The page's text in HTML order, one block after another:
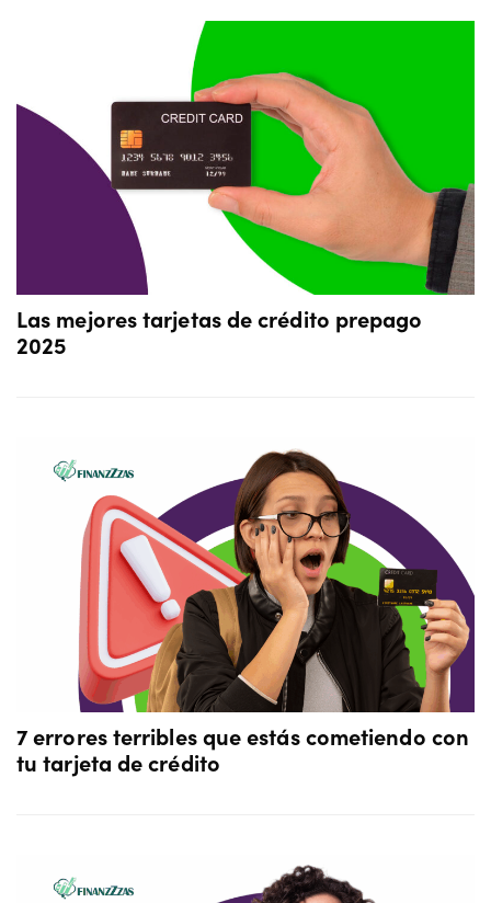
Las mejores tarjetas de crédito prepago
2025
7 errores terribles que estás cometiendo con
tu tarjeta de crédito